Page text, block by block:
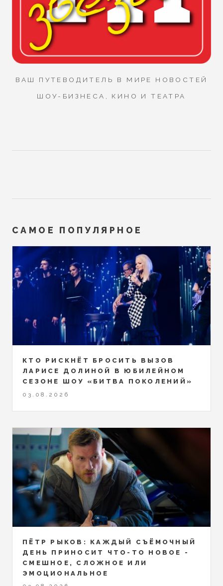
ВАШ ПУТЕВОДИТЕЛЬ В МИРЕ НОВОСТЕЙ
ШОУ-БИЗНЕСА, КИНО И ТЕАТРА
САМОЕ ПОПУЛЯРНОЕ
КТО РИСКНЁТ БРОСИТЬ ВЫЗОВ
ЛАРИСЕ ДОЛИНОЙ В ЮБИЛЕЙНОМ
СЕЗОНЕ ШОУ «БИТВА ПОКОЛЕНИЙ»
03.08.2026
ПЁТР РЫКОВ: КАЖДЫЙ СЪЁМОЧНЫЙ
ДЕНЬ ПРИНОСИТ ЧТО-ТО НОВОЕ -
СМЕШНОЕ, СЛОЖНОЕ ИЛИ
ЭМОЦИОНАЛЬНОЕ